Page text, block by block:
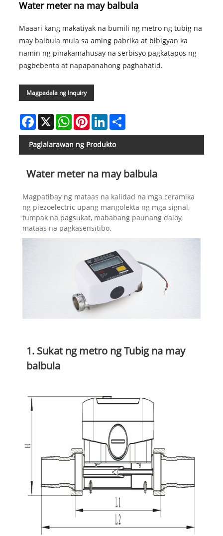
Water meter na may balbula
Maaari kang makatiyak na bumili ng metro ng tubig na
may balbula mula sa aming pabrika at bibigyan ka
namin ng pinakamahusay na serbisyo pagkatapos ng
pagbebenta at napapanahong paghahatid.
Magpadala ng Inquiry
Facebook
X WhatsAppPinterestLinkedInShare
Paglalarawan ng Produkto
Water meter na may balbula
Magpatibay ng mataas na kalidad na mga ceramika
ng piezoelectric upang mangolekta ng mga signal,
tumpak na pagsukat, mababang paunang daloy,
mataas na pagkasensitibo.
1. Sukat ng metro ng Tubig na may
balbula